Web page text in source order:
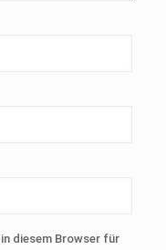
diesem Browser für